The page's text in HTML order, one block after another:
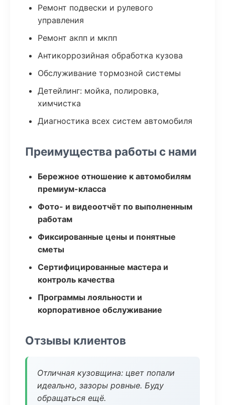
Ремонт подвески и рулевого
управления
Ремонт акпп и мкпп
Антикоррозийная обработка кузова
Обслуживание тормозной системы
Детейлинг: мойка, полировка,
химчистка
Диагностика всех систем автомобиля
Преимущества работы с нами
Бережное отношение к автомобилям
премиум-класса
Фото- и видеоотчёт по выполненным
работам
Фиксированные цены и понятные
сметы
Сертифицированные мастера и
контроль качества
Программы лояльности и
корпоративное обслуживание
Отзывы клиентов
Отличная кузовщина: цвет попали
идеально, зазоры ровные. Буду
обращаться ещё.